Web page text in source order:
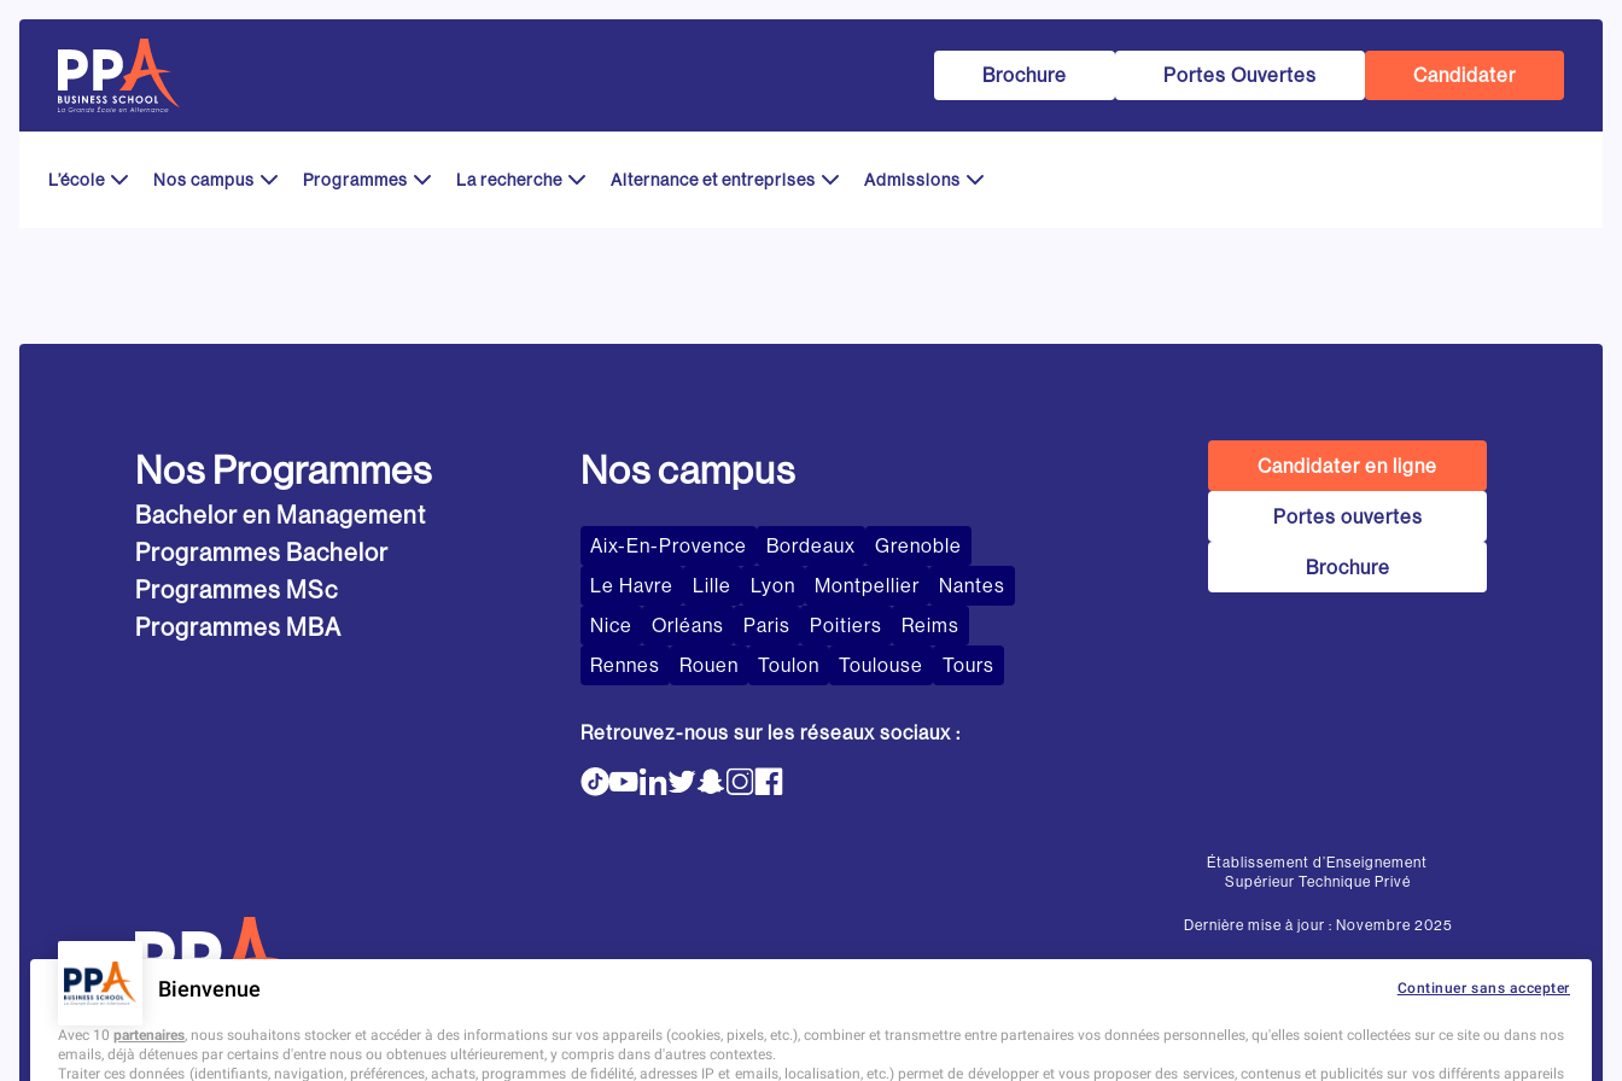
content
Brochure Portes Ouvertes Candidater
L’école Nos campus Programmes La recherche Alternance et entreprises Admissions
Nos Programmes
Bachelor en Management
Programmes Bachelor
Programmes MSc
Programmes MBA
Nos campus
Aix-En-Provence Bordeaux
Grenoble
Le Havre
Lille Lyon Montpellier
Nantes
Nice
Orléans Paris Poitiers
Reims
Rennes
Rouen Toulon Toulouse Tours
Retrouvez-nous sur les réseaux sociaux :
Candidater en ligne
Portes ouvertes
Brochure
Établissement d’Enseignement
Supérieur Technique Privé
Dernière mise à jour : Novembre 2025
Continuer sans accepter
Bienvenue
Avec 10 partenaires, nous souhaitons stocker et accéder à des informations sur vos appareils (cookies, pixels, etc.), combiner et transmettre entre partenaires vos données personnelles, qu'elles soient collectées sur ce site ou dans nos
emails, déjà détenues par certains d'entre nous ou obtenues ultérieurement, y compris dans d'autres contextes.
Traiter ces données (identifiants, navigation, préférences, achats, programmes de fidélité, adresses IP et emails, localisation, etc.) permet de développer et vous proposer des services, contenus et publicités sur vos différents appareils